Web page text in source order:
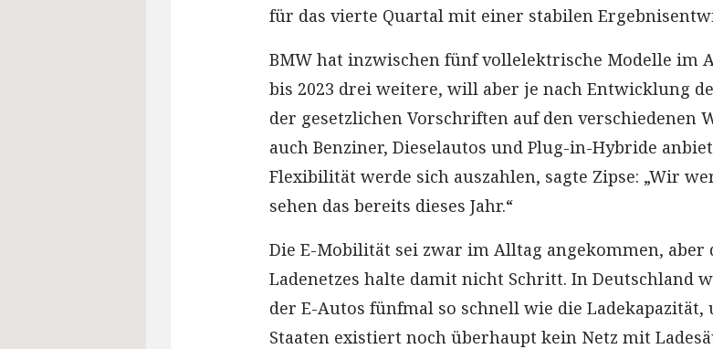
für das vierte Quartal mit einer stabilen
BMW hat inzwischen fünf vollelektrische Modelle im
bis 2023 drei weitere, will aber je nach Entwicklung
der gesetzlichen Vorschriften auf den verschiedenen
auch Benziner, Dieselautos und Plug-in-Hybride
Flexibilität werde sich auszahlen, sagte Zipse: „Wir
sehen das bereits dieses Jahr.“
Die E-Mobilität sei zwar im Alltag angekommen, aber
Ladenetzes halte damit nicht Schritt. In Deutschland
der E-Autos fünfmal so schnell wie die Ladekapazität,
Staaten existiert noch überhaupt kein Netz mit